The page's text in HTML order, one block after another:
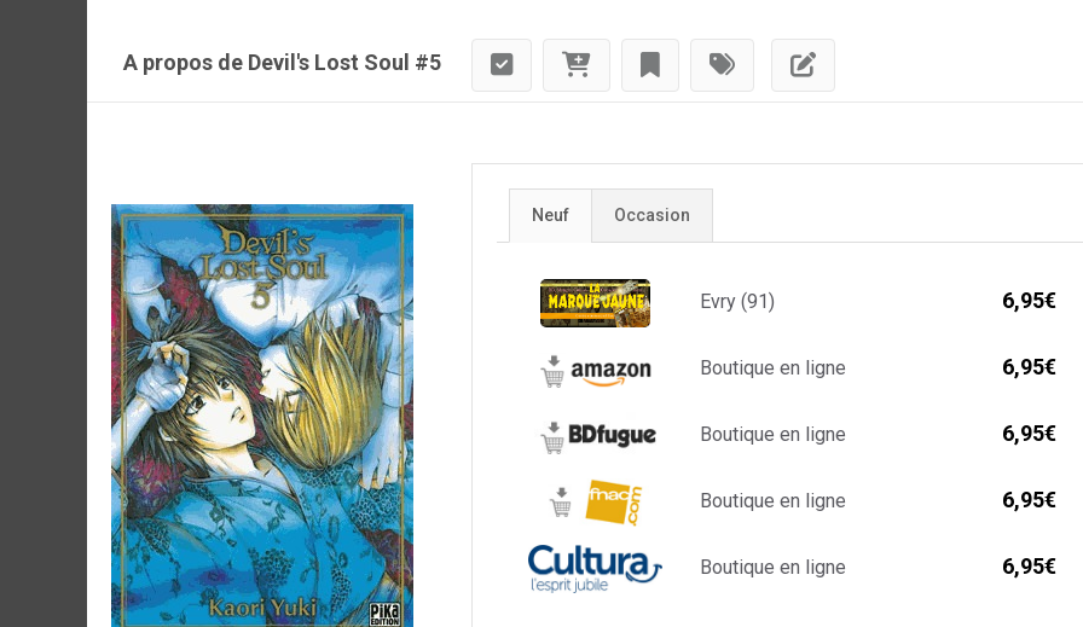
A propos de Devil's Lost Soul #5
Neuf Occasion
Evry (91) 6,95€
Boutique en ligne 6,95€
Boutique en ligne 6,95€
Boutique en ligne 6,95€
Boutique en ligne 6,95€